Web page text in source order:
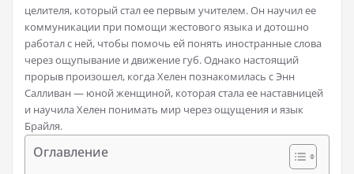
целителя, который стал ее первым учителем. Он научил ее
коммуникации при помощи жестового языка и дотошно
работал с ней, чтобы помочь ей понять иностранные слова
через ощупывание и движение губ. Однако настоящий
прорыв произошел, когда Хелен познакомилась с Энн
Салливан — юной женщиной, которая стала ее наставницей
и научила Хелен понимать мир через ощущения и язык
Брайля.
Оглавление